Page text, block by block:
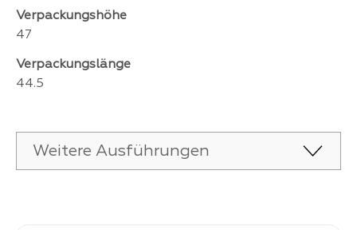
Verpackungshöhe
47
Verpackungslänge
44.5
Weitere Ausführungen